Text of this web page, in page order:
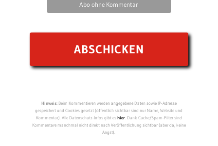
Abo ohne Kommentar
Hinweis:Beim Kommentieren werden angegebene Daten sowie IP-Adresse
gespeichert und Cookies gesetzt (öffentlich sichtbar sind nur Name, Website und
Kommentar). Alle Datenschutz-Infos gibt eshier. Dank Cache/Spam-Filter sind
Kommentare manchmal nicht direkt nach Veröffentlichung sichtbar (aber da, keine
Angst).